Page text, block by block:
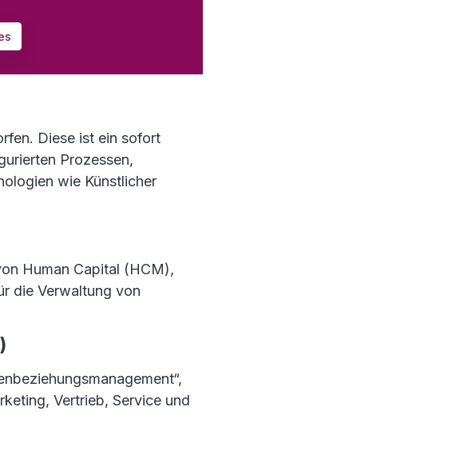
Diese ist ein sofort
Prozessen,
wie Künstlicher
Human Capital (HCM),
die Verwaltung von
Vertrieb, Service und